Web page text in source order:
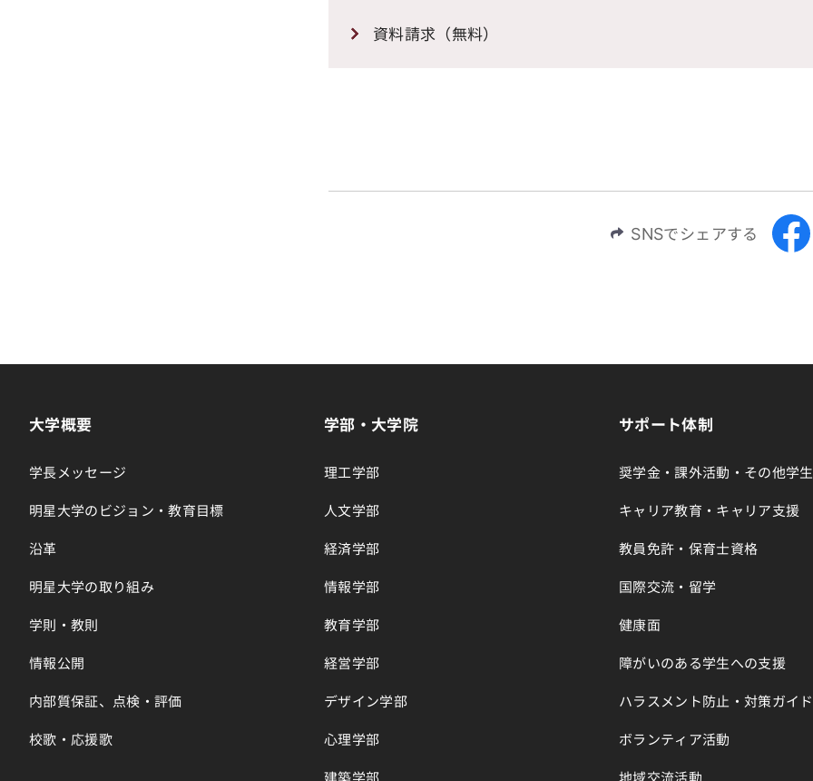
資料請求（無料）
SNSでシェアする
大学概要
学長メッセージ
明星大学のビジョン・教育目標
沿革
明星大学の取り組み
学則・教則
情報公開
内部質保証、点検・評価
校歌・応援歌
学部・大学院
理工学部
人文学部
経済学部
情報学部
教育学部
経営学部
デザイン学部
心理学部
建築学部
サポート体制
奨学金・課外活動・その他学
キャリア教育・キャリア支援
教員免許・保育士資格
国際交流・留学
健康面
障がいのある学生への支援
ハラスメント防止・対策ガイ
ボランティア活動
地域交流活動